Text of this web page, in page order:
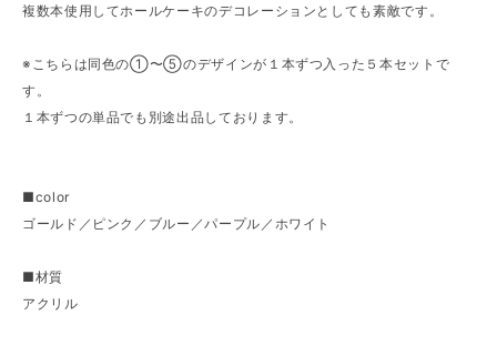
複数本使用してホールケーキのデコレーションとしても素敵です。
※こちらは同色の①〜⑤のデザインが１本ずつ入った５本セットで
す。
１本ずつの単品でも別途出品しております。
■color
ゴールド／ピンク／ブルー／パープル／ホワイト
■材質
アクリル